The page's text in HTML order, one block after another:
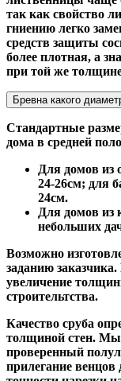
так как свойство
гниению легко
средств защиты
более плотная, а
при той же
Бревна какого
Стандартные
дома в средней
Для домов из
24-26см; для
24см.
Для домов из
небольших
Возможно
заданию
увеличение
строительтства.
Качество сруба
толщиной стен. Мы
проверенный
прилегание венцов